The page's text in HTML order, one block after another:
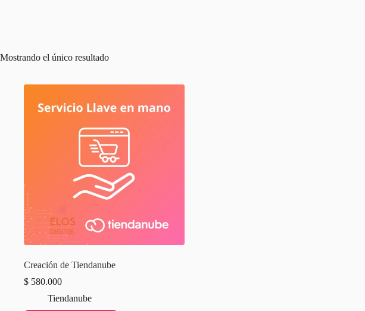
Mostrando el único resultado
Creación de Tiendanube
$ 580.000
Tiendanube